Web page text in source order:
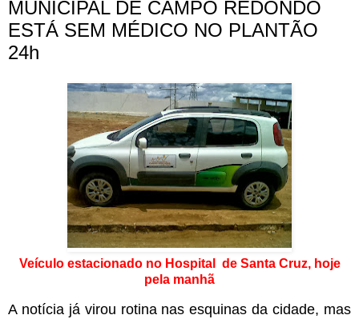
MUNICIPAL DE CAMPO REDONDO
ESTÁ SEM MÉDICO NO PLANTÃO
24h
Veículo estacionado no Hospital de Santa Cruz, hoje
pela manhã
A notícia já virou rotina nas esquinas da cidade, mas